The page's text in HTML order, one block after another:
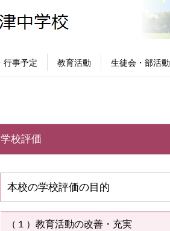
行事予定 教育活動 生徒会・部活動
学校評価
本校の学校評価の目的
（１）教育活動の改善・充実